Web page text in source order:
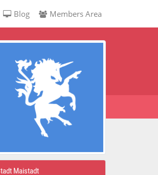
Blog Members Area
Maistadt